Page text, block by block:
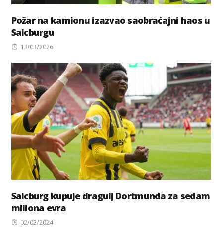
Požar na kamionu izazvao saobraćajni haos u
Salcburgu
Posted
13/03/2026
Salcburg kupuje dragulj Dortmunda za sedam
miliona evra
Posted
02/02/2024